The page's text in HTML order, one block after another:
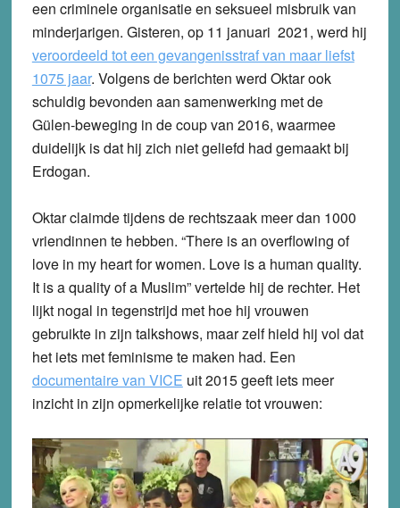
een criminele organisatie en seksueel misbruik van
minderjarigen. Gisteren, op 11 januari 2021, werd hij
veroordeeld tot een gevangenisstraf van maar liefst
1075 jaar. Volgens de berichten werd Oktar ook
schuldig bevonden aan samenwerking met de
Gülen-beweging in de coup van 2016, waarmee
duidelijk is dat hij zich niet geliefd had gemaakt bij
Erdogan.
Oktar claimde tijdens de rechtszaak meer dan 1000
vriendinnen te hebben. “There is an overflowing of
love in my heart for women. Love is a human quality.
It is a quality of a Muslim” vertelde hij de rechter. Het
lijkt nogal in tegenstrijd met hoe hij vrouwen
gebruikte in zijn talkshows, maar zelf hield hij vol dat
het iets met feminisme te maken had. Een
documentaire van VICE uit 2015 geeft iets meer
inzicht in zijn opmerkelijke relatie tot vrouwen: